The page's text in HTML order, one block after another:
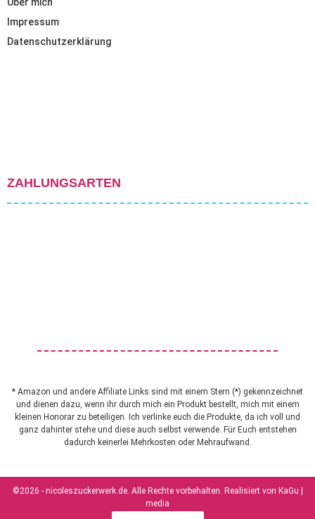
Über mich
Impressum
Datenschutzerklärung
ZAHLUNGSARTEN
* Amazon und andere Affiliate Links sind mit einem Stern (*) gekennzeichnet
und dienen dazu, wenn ihr durch mich ein Produkt bestellt, mich mit einem
kleinen Honorar zu beteiligen. Ich verlinke euch die Produkte, da ich voll und
ganz dahinter stehe und diese auch selbst verwende. Für Euch entstehen
dadurch keinerlei Mehrkosten oder Mehraufwand.
©2026 - nicoleszuckerwerk.de. Alle Rechte vorbehalten. Realisiert von KaGu |
media